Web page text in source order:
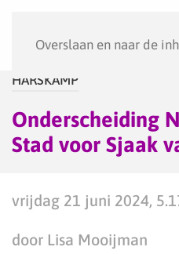
Overslaan en naar de
HARSKAMP
Onderscheiding
Stad voor Sjaak
vrijdag 21 juni 2024,
door Lisa Mooijman